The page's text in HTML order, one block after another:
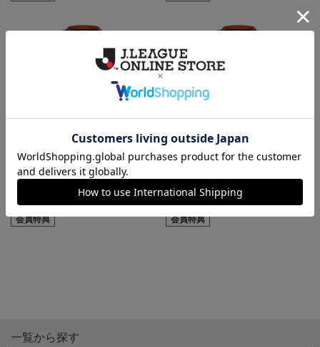
【選手名・背番号入り】2026/27
キッズユニフォーム（フィール
ド1st）
18,700円
会員特典
ィールド1st）
14,300円
会員特典
一覧から探す